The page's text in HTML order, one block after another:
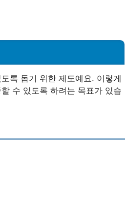
록 돕기 위한 제도예요. 이렇게
수 있도록 하려는 목표가 있습